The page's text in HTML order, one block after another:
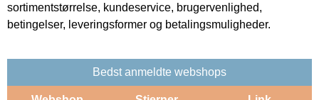
sortimentstørrelse, kundeservice, brugervenlighed,
betingelser, leveringsformer og betalingsmuligheder.
Bedst anmeldte webshops